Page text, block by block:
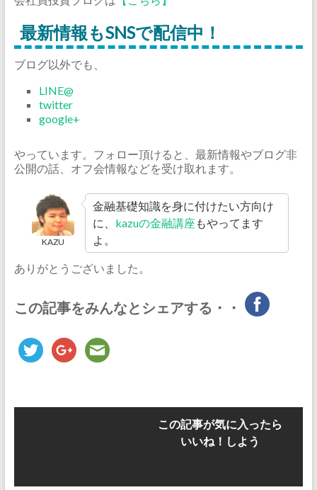
最新情報もSNSで配信中！
ブログ以外でも、
LINE@
twitter
google+
やっています。フォロー頂けると、最新情報やブログ非
公開の話、オフ会情報などを受け取れます。
KAZU
金融基礎知識を身に付けたい方向け
に、 kazuの金融講座 もやってます
よ。
ありがとうございました。
この記事をみんなとシェアする・・
この記事が気に入ったら
いいね！しよう